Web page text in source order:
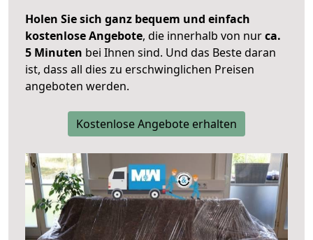
Holen Sie sich ganz bequem und einfach
kostenlose Angebote, die innerhalb von nurca.
5 Minuten bei Ihnen sind. Und das Beste daran
ist, dass all dies zu erschwinglichen Preisen
angeboten werden.
Kostenlose Angebote erhalten